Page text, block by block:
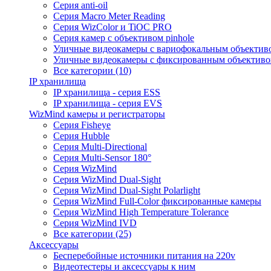
Серия anti-oil
Серия Macro Meter Reading
Серия WizColor и TiOC PRO
Серия камер с объективом pinhole
Уличные видеокамеры с вариофокальным
Уличные видеокамеры с фиксированным
Все категории (10)
IP хранилища
IP хранилища - серия ESS
IP хранилища - серия EVS
WizMind камеры и регистраторы
Серия Fisheye
Серия Hubble
Серия Multi-Directional
Серия Multi-Sensor 180°
Серия WizMind
Серия WizMind Dual-Sight
Серия WizMind Dual-Sight Polarlight
Серия WizMind Full-Color фиксированные камеры
Серия WizMind High Temperature Tolerance
Серия WizMind IVD
Все категории (25)
Аксессуары
Бесперебойные источники питания на 220v
Видеотестеры и аксессуары к ним